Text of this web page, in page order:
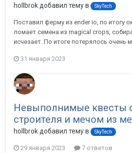
hollbrok добавил тему в SkyTech
Поставил ферму из ender io, по итогу
ломает семена из magical crops,
исчезает. По итоге потерялось очень
31 января 2023
Невыполнимые квесты
строителя и мечом из
hollbrok добавил тему в SkyTech
29 января 2023 7 ответов